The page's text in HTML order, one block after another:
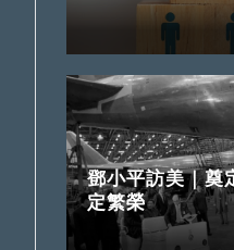
鄧小平訪美｜奠
定繁榮